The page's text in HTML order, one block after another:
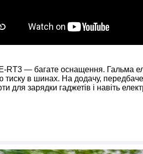
RT3 — багате оснащення. Гальма
тиску в шинах. На додачу,
для зарядки гаджетів і навіть